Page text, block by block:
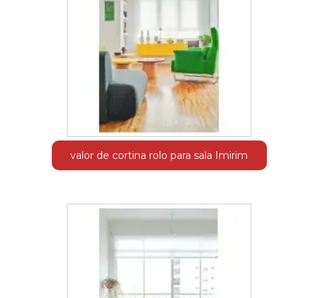
valor de cortina rolo para sala Imirim